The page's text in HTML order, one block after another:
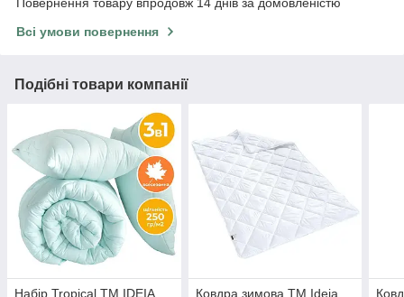
Повернення товару впродовж 14 днів за домовленістю
Всі умови повернення
Подібні товари компанії
Набір Tropical TM IDEIA
Ковдра зимова TM Ideia